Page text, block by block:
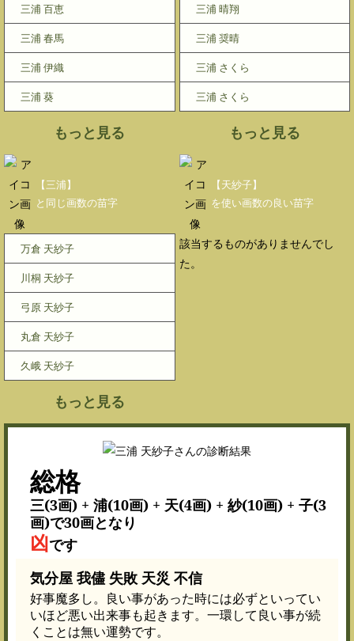
三浦 百恵
三浦 春馬
三浦 伊織
三浦 葵
もっと見る
三浦 晴翔
三浦 奨晴
三浦 さくら
三浦 さくら
もっと見る
【三浦】
と同じ画数の苗字
万倉 天紗子
川桐 天紗子
弓原 天紗子
丸倉 天紗子
久峨 天紗子
もっと見る
【天紗子】
を使い画数の良い苗字
該当するものがありませんでし
た。
総格
三(3画) + 浦(10画) + 天(4画) + 紗(10画) + 子(3
画)で30画となり
凶です
気分屋 我儘 失敗 天災 不信
好事魔多し。良い事があった時には必ずといってい
いほど悪い出来事も起きます。一環して良い事が続
くことは無い運勢です。